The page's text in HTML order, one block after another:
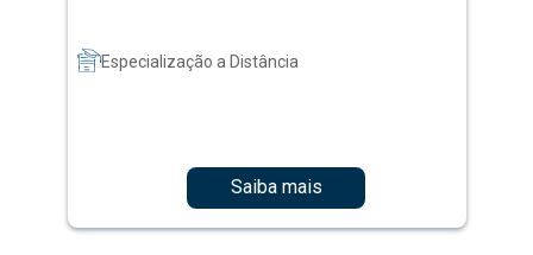
Especialização a Distância
Saiba mais